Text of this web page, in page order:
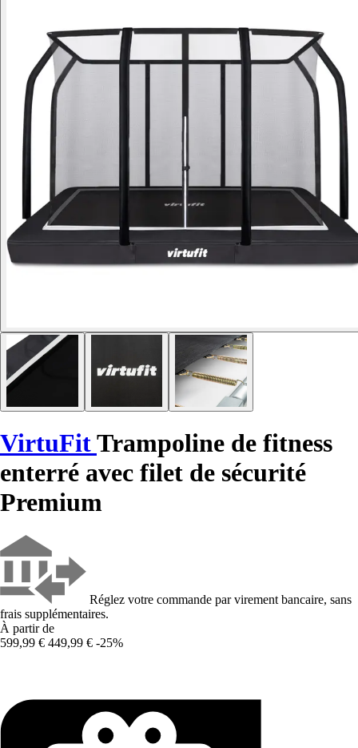
VirtuFitTrampoline de fitness
enterré avec filet de sécurité
Premium
Réglez votre commande par virement bancaire, sans
frais supplémentaires.
À partir de
599,99 € 449,99 € -25%